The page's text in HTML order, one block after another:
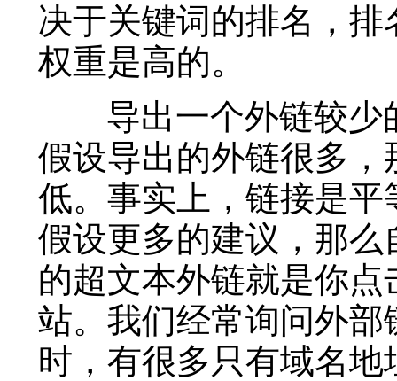
决于关键词的排名，
权重是高的。
导出一个外链较少
假设导出的外链很多
低。事实上，链接是
假设更多的建议，那
的超文本外链就是你
站。我们经常询问外
时，有很多只有域名